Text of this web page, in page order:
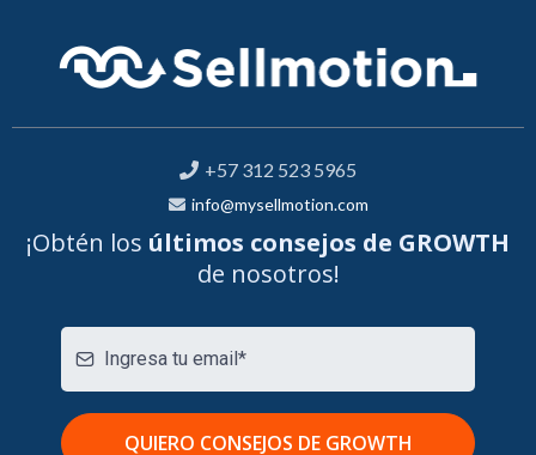
+57 312 523 5965
info@mysellmotion.com
¡Obtén los últimos consejos de GROWTH
de nosotros!
QUIERO CONSEJOS DE GROWTH